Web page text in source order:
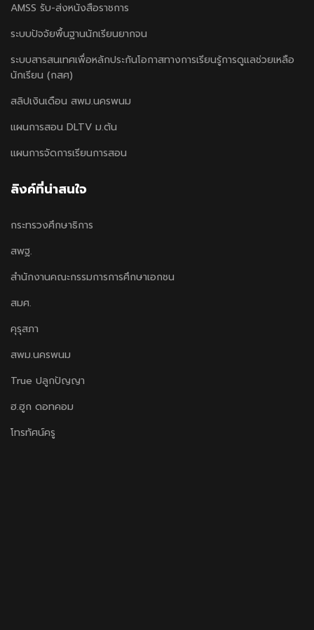
AMSS รับ-ส่งหนังสือราชการ
ระบบปัจจัยพื้นฐานนักเรียนยากจน
ระบบสารสนเทศเพื่อหลักประกันโอกาสทางการเรียนรู้การดูแลช่วยเหลือ
นักเรียน (กสศ)
สลิปเงินเดือน สพม.นครพนม
แผนการสอน DLTV ม.ต้น
แผนการจัดการเรียนการสอน
ลิงค์ที่น่าสนใจ
กระทรวงศึกษาธิการ
สพฐ.
สำนักงานคณะกรรมการการศึกษาเอกชน
สมศ.
คุรุสภา
สพม.นครพนม
True ปลูกปัญญา
ฮ.ฮูก ดอทคอม
โทรทัศน์ครู